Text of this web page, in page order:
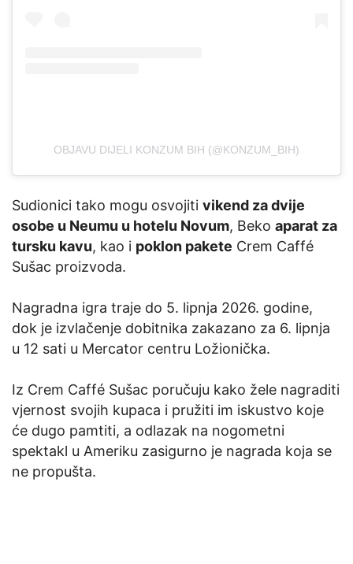
OBJAVU DIJELI KONZUM BIH (@KONZUM_BIH)
Sudionici tako mogu osvojiti vikend za dvije
osobe u Neumu u hotelu Novum, Beko aparat za
tursku kavu, kao i poklon pakete Crem Caffé
Sušac proizvoda.
Nagradna igra traje do 5. lipnja 2026. godine,
dok je izvlačenje dobitnika zakazano za 6. lipnja
u 12 sati u Mercator centru Ložionička.
Iz Crem Caffé Sušac poručuju kako žele nagraditi
vjernost svojih kupaca i pružiti im iskustvo koje
će dugo pamtiti, a odlazak na nogometni
spektakl u Ameriku zasigurno je nagrada koja se
ne propušta.